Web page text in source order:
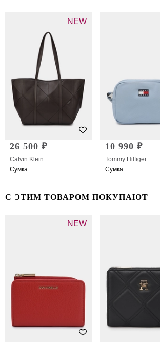
NEW
26 500 ₽
Calvin Klein
Сумка
10 990 ₽
Tommy Hilfiger
Сумка
С ЭТИМ ТОВАРОМ ПОКУПАЮТ
NEW